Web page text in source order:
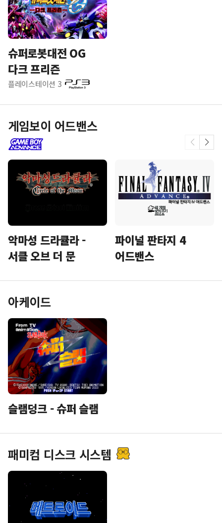
슈퍼로봇대전 OG
다크 프리즌
플레이스테이션 3
게임보이 어드밴스
악마성 드라큘라 -
서클 오브 더 문
파이널 판타지 4
어드밴스
아케이드
슬램덩크 - 슈퍼 슬램
패미컴 디스크 시스템